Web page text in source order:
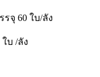
จุ 60 ใบ/ลัง
บ /ลัง